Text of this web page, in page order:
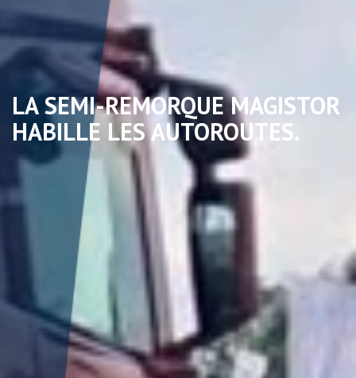
LA SEMI-REMORQUE MAGISTOR
HABILLE LES AUTOROUTES.